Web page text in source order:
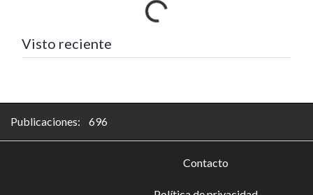
Visto reciente Cargando…
Publicaciones: 696
Contacto